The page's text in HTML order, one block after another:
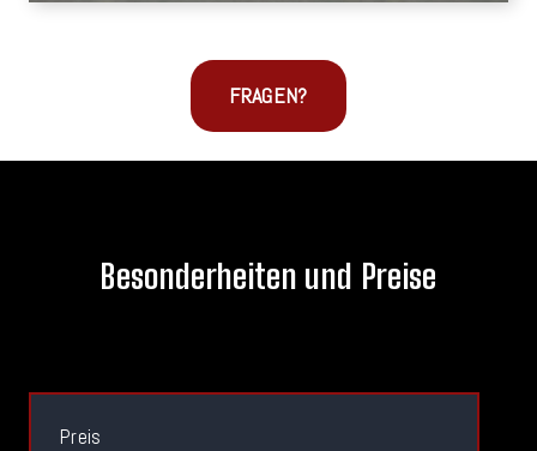
FRAGEN?
Besonderheiten und Preise
Preis